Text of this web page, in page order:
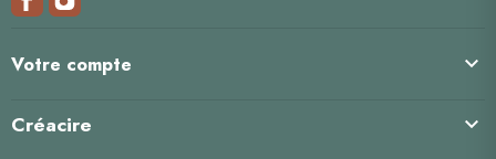
Votre compte 
Créacire 